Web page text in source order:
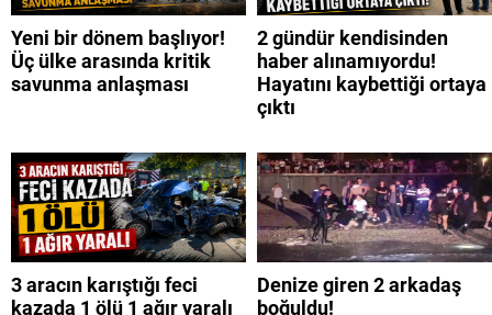
Yeni bir dönem başlıyor!
Üç ülke arasında kritik
savunma anlaşması
2 gündür kendisinden
haber alınamıyordu!
Hayatını kaybettiği ortaya
çıktı
3 aracın karıştığı feci
kazada 1 ölü 1 ağır yaralı
Denize giren 2 arkadaş
boğuldu!